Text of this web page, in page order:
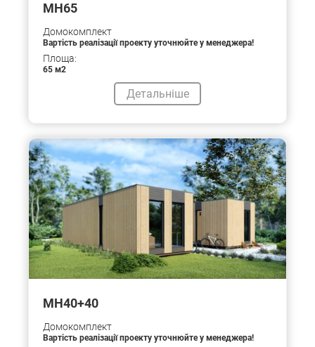
МН65
Домокомплект
Вартість реалізації проекту уточнюйте у менеджера!
Площа:
65 м2
Детальніше
MH40+40
Домокомплект
Вартість реалізації проекту уточнюйте у менеджера!